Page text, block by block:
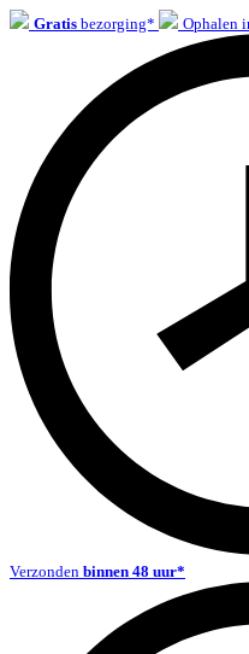
Gratis bezorging* Ophalen
Verzonden binnen 48 uur*